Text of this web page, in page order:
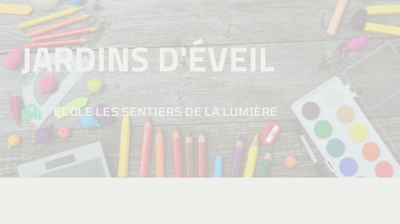
JARDINS D'ÉVEIL
ÉCOLE LES SENTIERS DE LA LUMIÈRE